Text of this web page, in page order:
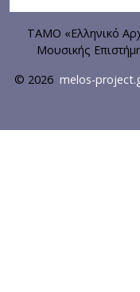
ΤΑΜΟ «Ελληνικό
Μουσικής
© 2026 melos-